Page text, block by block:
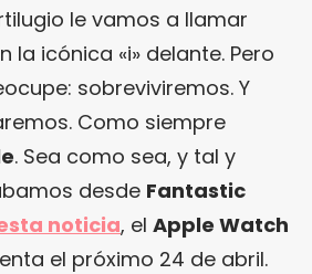
le vamos a llamar
la icónica «i» delante. Pero
sobreviviremos. Y
Como siempre
. Sea como sea, y tal y
desde Fantastic
noticia, el Apple Watch
el próximo 24 de abril.